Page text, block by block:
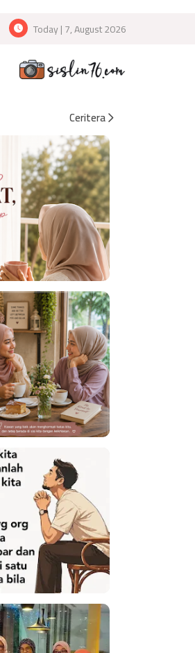
Today | 7, August 2026
Ceritera